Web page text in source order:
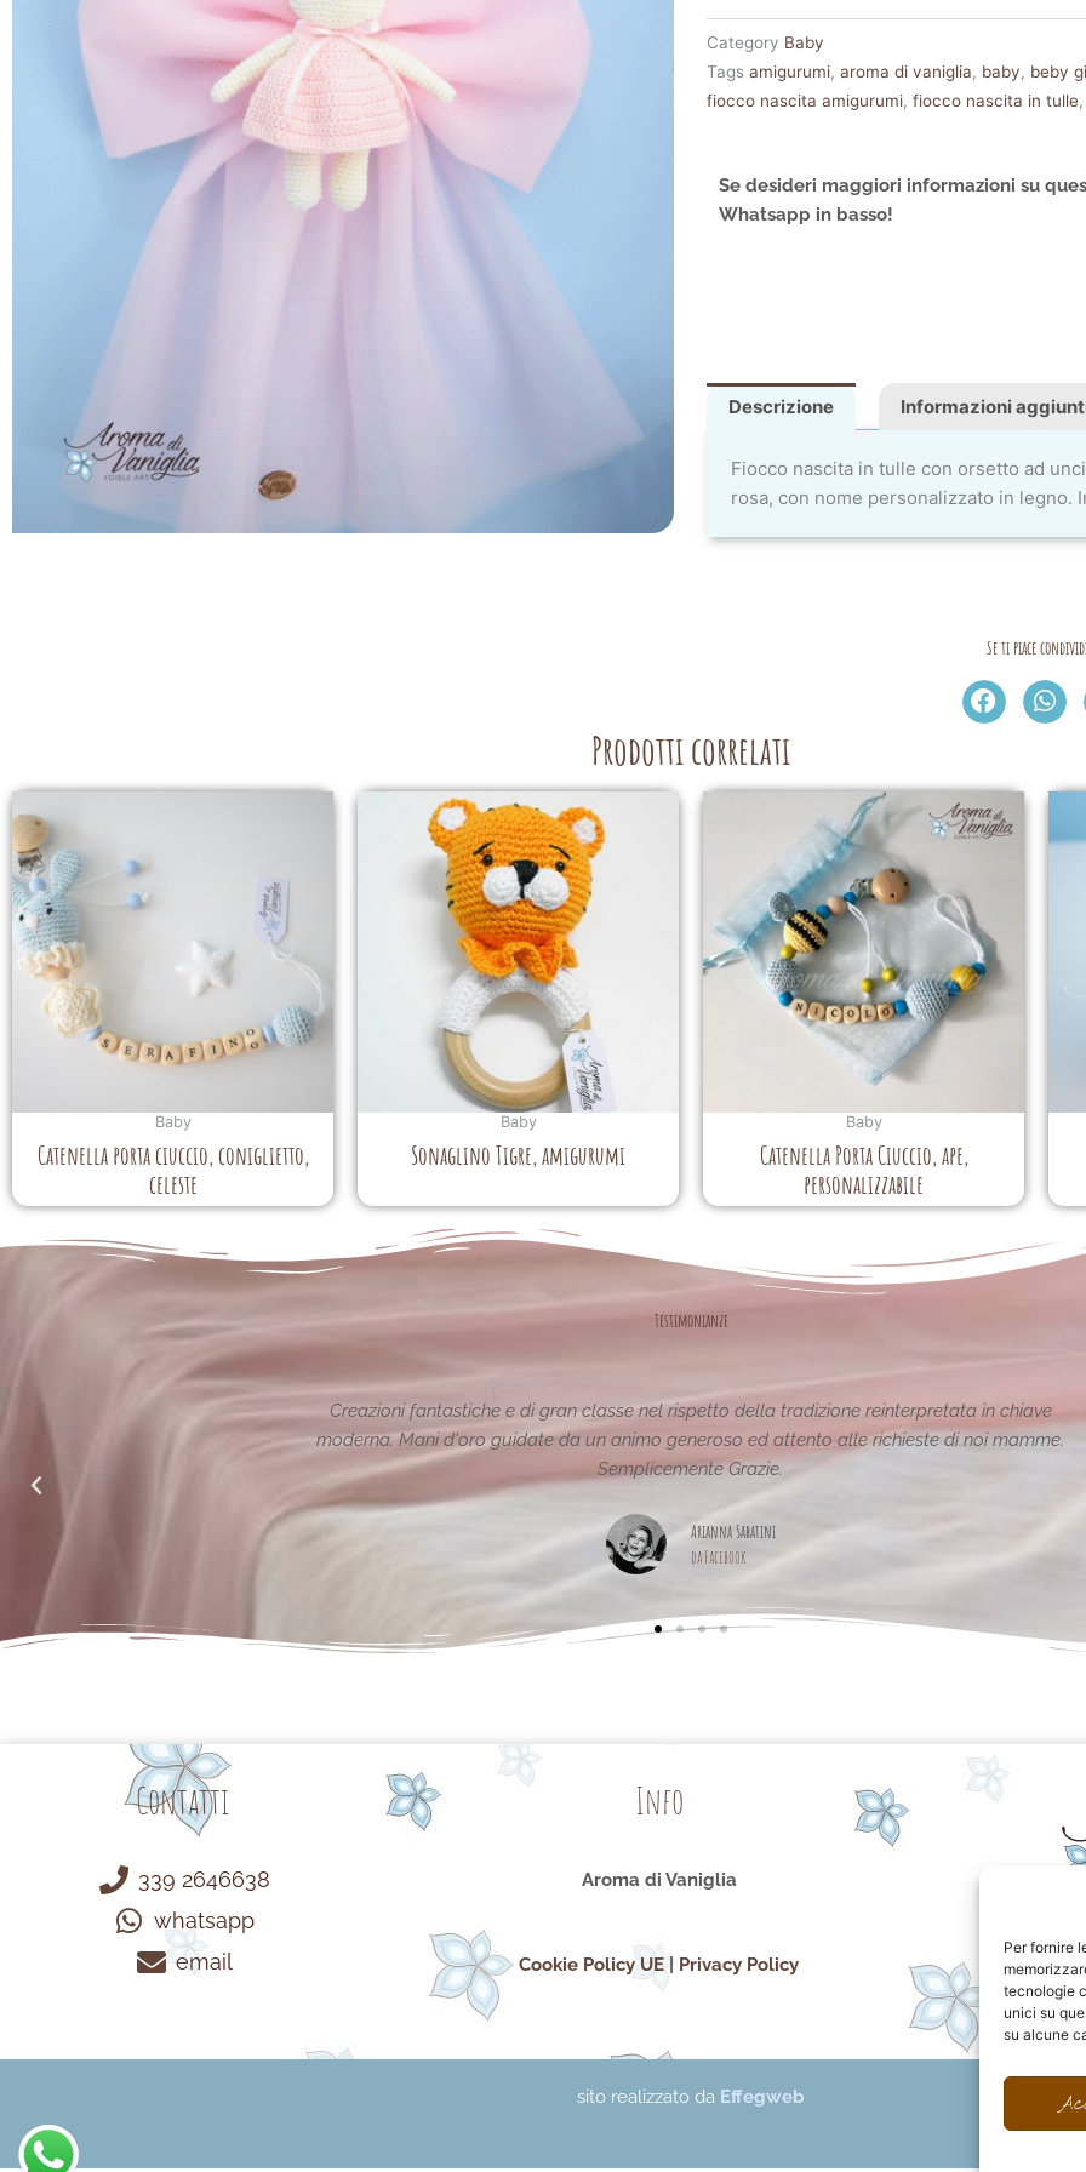
Per fornire
tecnologie
unici su
su alcune
Category Baby
Tags amigurumi,aroma di vaniglia, baby, beby
fiocco nascita amigurumi,fiocco nascita in tulle
Se desideri maggiori informazioni su
Whatsapp in basso!
Descrizione Informazioni
Fiocco nascita in tulle con orsetto ad
rosa, con nome personalizzato in legno.
Se ti piace
Prodotti correlati
Baby
Catenella porta ciuccio, coniglietto,
celeste
Baby
Sonaglino Tigre, amigurumi
Baby
Catenella Porta Ciuccio, ape,
personalizzabile
Testimonianze
reinterpretata in chiave
richieste di noi mamme.
Le creazioni sono fantastiche e uniche..raffinate eleganti....complimenti per la vostra
pagina,piena di idee!grazie
Maria Teresa Masela
da Facebook
Contatti
339 2646638
whatsapp
email
Info
Aroma di Vaniglia
Cookie Policy UE Privacy Policy
sito realizzato da Effegweb